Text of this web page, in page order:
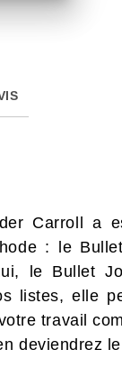
Carroll a
: le
le Bullet
listes, elle
travail
deviendrez